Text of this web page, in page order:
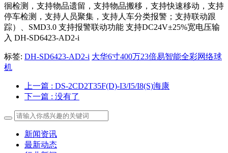
徊检测，支持物品遗留，支持物品搬移，支持快速移动，支持
停车检测，支持人员聚集，支持人车分类报警；支持联动跟
踪）、SMD3.0 支持报警联动功能 支持DC24V±25%宽电压输
入 DH-SD6423-AD2-i
标签: DH-SD6423-AD2-i 大华6寸400万23倍易智能全彩网络球
机
上一篇 : DS-2CD2T35F(D)-I3/I5/I8(S)海康
下一篇 : 没有了
新闻资讯
最新动态